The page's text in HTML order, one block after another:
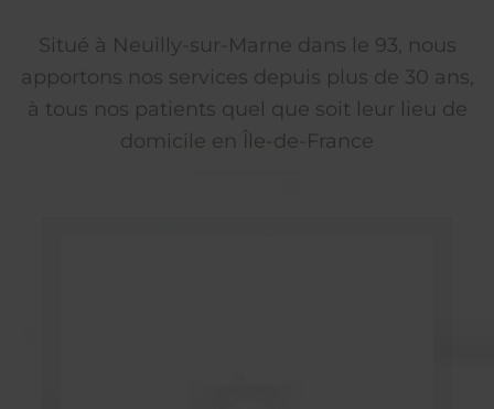
Situé à Neuilly-sur-Marne dans le 93, nous
apportons nos services depuis plus de 30 ans,
à tous nos patients quel que soit leur lieu de
domicile en Île-de-France